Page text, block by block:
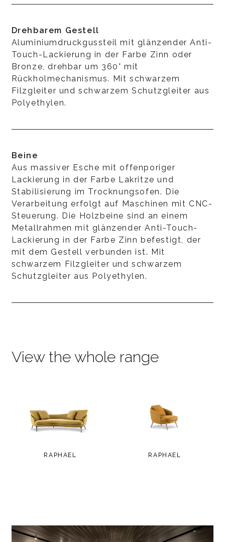
Drehbarem Gestell
Aluminiumdruckgussteil mit glänzender Anti-
Touch-Lackierung in der Farbe Zinn oder
Bronze, drehbar um 360° mit
Rückholmechanismus. Mit schwarzem
Filzgleiter und schwarzem Schutzgleiter aus
Polyethylen.
Beine
Aus massiver Esche mit offenporiger
Lackierung in der Farbe Lakritze und
Stabilisierung im Trocknungsofen. Die
Verarbeitung erfolgt auf Maschinen mit CNC-
Steuerung. Die Holzbeine sind an einem
Metallrahmen mit glänzender Anti-Touch-
Lackierung in der Farbe Zinn befestigt, der
mit dem Gestell verbunden ist. Mit
schwarzem Filzgleiter und schwarzem
Schutzgleiter aus Polyethylen.
View the whole range
RAPHAEL RAPHAEL